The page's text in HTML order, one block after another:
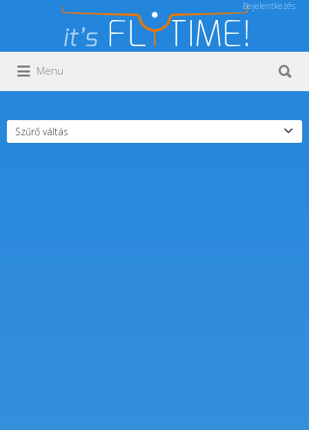
Bejelentkezés
Keresés:
Menu
Szűrő váltás